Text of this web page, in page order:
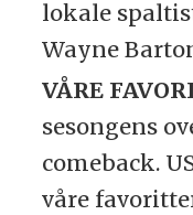
lokale
Wayne
VÅRE
sesongens
comeback.
våre